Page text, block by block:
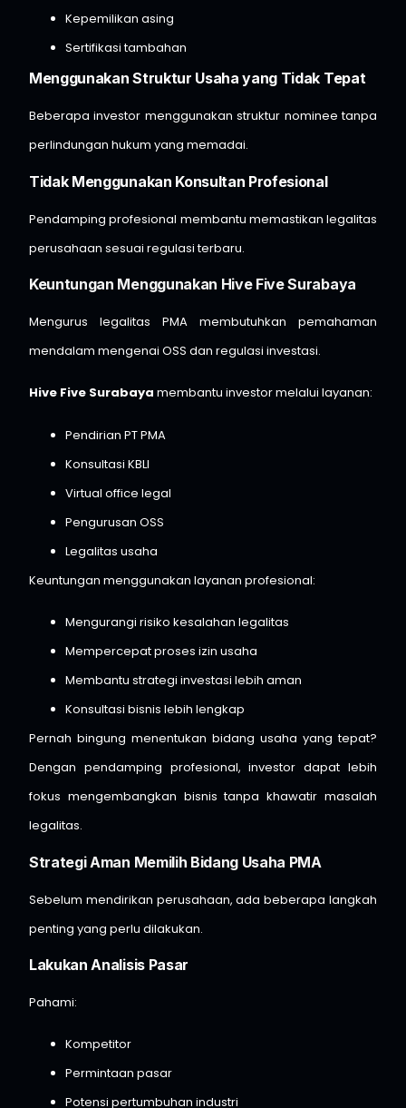
Kepemilikan asing
Sertifikasi tambahan
Menggunakan Struktur Usaha yang Tidak Tepat
Beberapa investor menggunakan struktur nominee tanpa
perlindungan hukum yang memadai.
Tidak Menggunakan Konsultan Profesional
Pendamping profesional membantu memastikan legalitas
perusahaan sesuai regulasi terbaru.
Keuntungan Menggunakan Hive Five Surabaya
Mengurus legalitas PMA membutuhkan pemahaman
mendalam mengenai OSS dan regulasi investasi.
Hive Five Surabaya membantu investor melalui layanan:
Pendirian PT PMA
Konsultasi KBLI
Virtual office legal
Pengurusan OSS
Legalitas usaha
Keuntungan menggunakan layanan profesional:
Mengurangi risiko kesalahan legalitas
Mempercepat proses izin usaha
Membantu strategi investasi lebih aman
Konsultasi bisnis lebih lengkap
Pernah bingung menentukan bidang usaha yang tepat?
Dengan pendamping profesional, investor dapat lebih
fokus mengembangkan bisnis tanpa khawatir masalah
legalitas.
Strategi Aman Memilih Bidang Usaha PMA
Sebelum mendirikan perusahaan, ada beberapa langkah
penting yang perlu dilakukan.
Lakukan Analisis Pasar
Pahami:
Kompetitor
Permintaan pasar
Potensi pertumbuhan industri